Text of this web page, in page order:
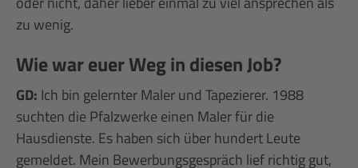
zu wenig.
Wie war euer Weg in diesen Job?
GD: Ich bin gelernter Maler und Tapezierer. 1988
suchten die Pfalzwerke einen Maler für die
Hausdienste. Es haben sich über hundert Leute
gemeldet. Mein Bewerbungsgespräch lief richtig gut,